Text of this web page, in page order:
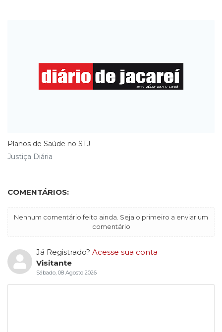
Planos de Saúde no STJ
Justiça Diária
COMENTÁRIOS:
Nenhum comentário feito ainda. Seja o primeiro a enviar um
comentário
Já Registrado? Acesse sua conta
Visitante
Sábado, 08 Agosto 2026